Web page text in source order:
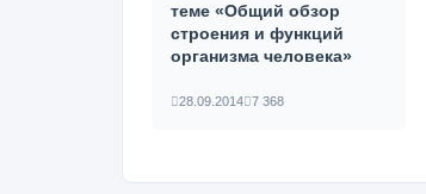
теме «Общий обзор
строения и функций
организма человека»
28.09.2014 7 368